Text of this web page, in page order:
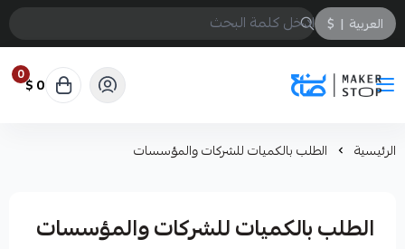
العربية |
$
صانع
0 0 $
الرئيسية الطلب بالكميات للشركات والمؤسسات
الطلب بالكميات للشركات والمؤسسات